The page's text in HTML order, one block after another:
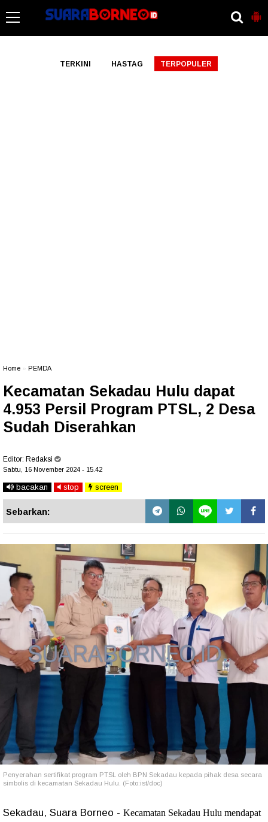
TERKINI HASTAG TERPOPULER
Home PEMDA
Kecamatan Sekadau Hulu dapat
4.953 Persil Program PTSL, 2 Desa
Sudah Diserahkan
Editor: Redaksi
Sabtu, 16 November 2024 - 15.42
bacakan stop screen
Sebarkan:
Penyerahan sertifikat program PTSL oleh BPN Sekadau kepada pihak desa secara
simbolis di kecamatan Sekadau Hulu. (Foto:ist/doc)
Sekadau, Suara Borneo - Kecamatan Sekadau Hulu mendapat